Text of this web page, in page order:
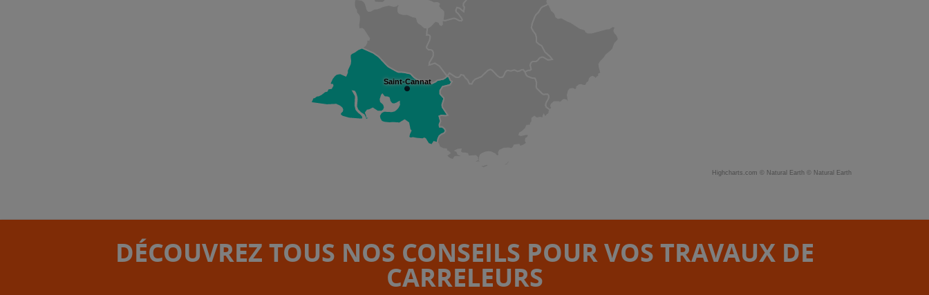
Saint-Cannat
Highcharts.com © Natural Earth © Natural Earth
DÉCOUVREZ TOUS NOS CONSEILS POUR VOS TRAVAUX DE
CARRELEURS